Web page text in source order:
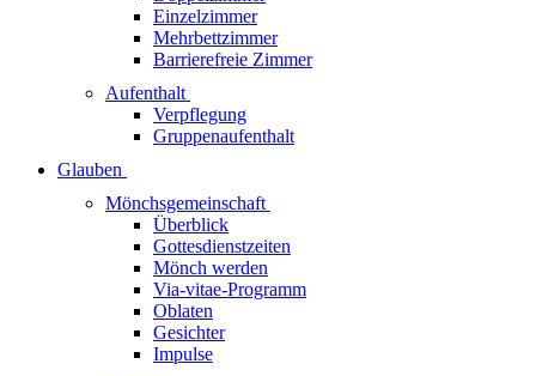
Einzelzimmer
Mehrbettzimmer
Barrierefreie Zimmer
Aufenthalt
Verpflegung
Gruppenaufenthalt
Glauben
Mönchsgemeinschaft
Überblick
Gottesdienstzeiten
Mönch werden
Via-vitae-Programm
Oblaten
Gesichter
Impulse